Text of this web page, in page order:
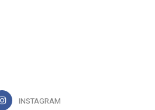
INSTAGRAM